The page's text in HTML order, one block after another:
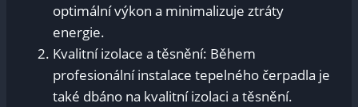
optimální výkon a minimalizuje ztráty
energie.
Kvalitní izolace a těsnění: Během
profesionální instalace tepelného čerpadla je
také dbáno na kvalitní izolaci a těsnění.